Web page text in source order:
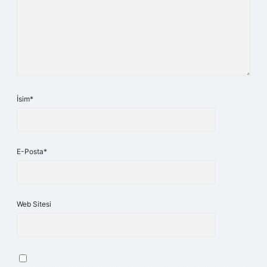
İsim*
E-Posta*
Web Sitesi